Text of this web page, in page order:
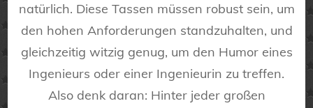
natürlich. Diese Tassen müssen robust sein, um
den hohen Anforderungen standzuhalten, und
gleichzeitig witzig genug, um den Humor eines
Ingenieurs oder einer Ingenieurin zu treffen.
Also denk daran: Hinter jeder großen